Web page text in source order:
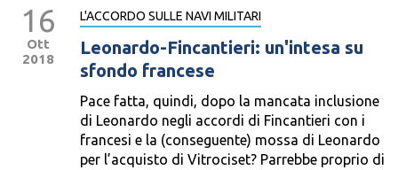
16
Ott
2018
L'ACCORDO SULLE NAVI MILITARI
Leonardo-Fincantieri: un'intesa su
sfondo francese
Pace fatta, quindi, dopo la mancata inclusione
di Leonardo negli accordi di Fincantieri con i
francesi e la (conseguente) mossa di Leonardo
per l’acquisto di Vitrociset? Parrebbe proprio di